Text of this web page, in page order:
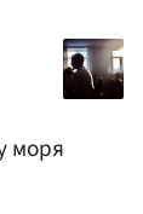
моря